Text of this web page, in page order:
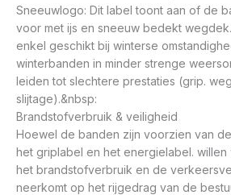
Sneeuwlogo: Dit label toont aan of de
voor met ijs en sneeuw bedekt
enkel geschikt bij winterse
winterbanden in minder strenge
leiden tot slechtere prestaties (grip.
slijtage).&nbsp:
Brandstofverbruik & veiligheid
Hoewel de banden zijn voorzien van
het griplabel en het energielabel.
het brandstofverbruik en de
neerkomt op het rijgedrag van de